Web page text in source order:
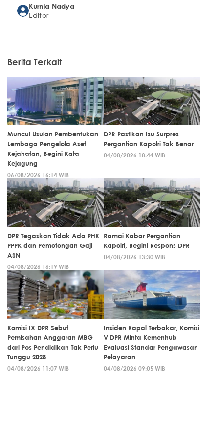
Kurnia Nadya
Editor
Berita Terkait
Muncul Usulan Pembentukan
Lembaga Pengelola Aset
Kejahatan, Begini Kata
Kejagung
06/08/2026 16:14 WIB
DPR Pastikan Isu Surpres
Pergantian Kapolri Tak Benar
04/08/2026 18:44 WIB
DPR Tegaskan Tidak Ada PHK
PPPK dan Pemotongan Gaji
ASN
04/08/2026 16:19 WIB
Ramai Kabar Pergantian
Kapolri, Begini Respons DPR
04/08/2026 13:30 WIB
Komisi IX DPR Sebut
Pemisahan Anggaran MBG
dari Pos Pendidikan Tak Perlu
Tunggu 2028
04/08/2026 11:07 WIB
Insiden Kapal Terbakar, Komisi
V DPR Minta Kemenhub
Evaluasi Standar Pengawasan
Pelayaran
04/08/2026 09:05 WIB